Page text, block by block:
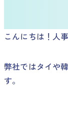
こんにちは！人
弊社ではタイや
す。